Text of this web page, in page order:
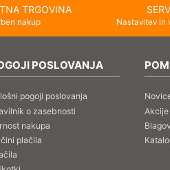
TRGOVINA
nakup Nastavitev in
POSLOVANJA
pogoji poslovanja
o zasebnosti
nakupa
plačila
Akcije